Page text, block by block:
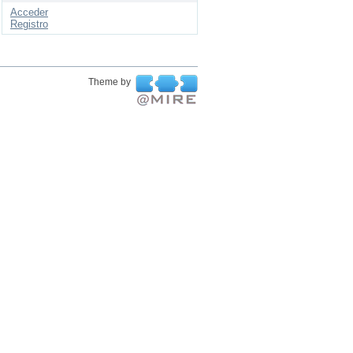
Acceder
Registro
Theme by